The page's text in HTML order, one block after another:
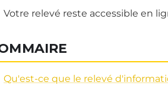
Votre relevé reste accessible en
Qu'est-ce que le relevé